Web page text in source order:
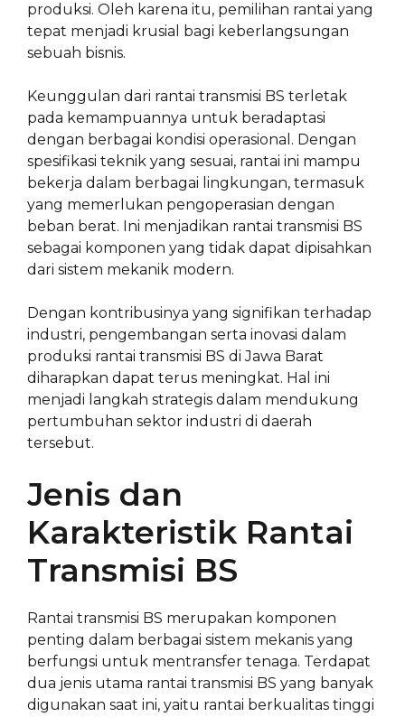
produksi. Oleh karena itu, pemilihan rantai yang
tepat menjadi krusial bagi keberlangsungan
sebuah bisnis.
Keunggulan dari rantai transmisi BS terletak
pada kemampuannya untuk beradaptasi
dengan berbagai kondisi operasional. Dengan
spesifikasi teknik yang sesuai, rantai ini mampu
bekerja dalam berbagai lingkungan, termasuk
yang memerlukan pengoperasian dengan
beban berat. Ini menjadikan rantai transmisi BS
sebagai komponen yang tidak dapat dipisahkan
dari sistem mekanik modern.
Dengan kontribusinya yang signifikan terhadap
industri, pengembangan serta inovasi dalam
produksi rantai transmisi BS di Jawa Barat
diharapkan dapat terus meningkat. Hal ini
menjadi langkah strategis dalam mendukung
pertumbuhan sektor industri di daerah
tersebut.
Jenis dan
Karakteristik Rantai
Transmisi BS
Rantai transmisi BS merupakan komponen
penting dalam berbagai sistem mekanis yang
berfungsi untuk mentransfer tenaga. Terdapat
dua jenis utama rantai transmisi BS yang banyak
digunakan saat ini, yaitu rantai berkualitas tinggi